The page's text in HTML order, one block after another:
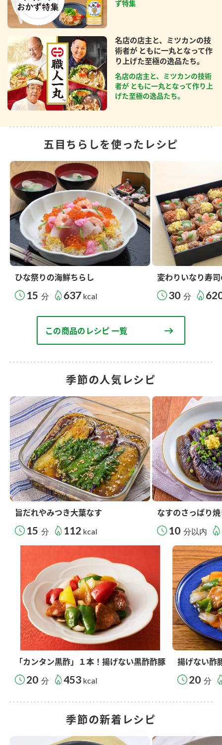
ず特集
名店の店主と、ミツカンの技
術者が ともに一丸となって作
り上げた至極の逸品たち。
名店の店主と、ミツカンの技術
者が ともに一丸となって作り上
げた至極の逸品たち。
五目ちらしを使ったレシピ
ひな祭りの海鮮ちらし
15 分 637 kcal
変わりいなり寿
30 分
この商品のレシピ 一覧
季節の人気レシピ
旨だれやみつき大葉なす
15 分 112 kcal
なすのさっぱり
10 分以内
「カンタン黒酢」１本！揚げない黒酢酢豚
20 分 453 kcal
揚げない酢
20 分
季節の新着レシピ